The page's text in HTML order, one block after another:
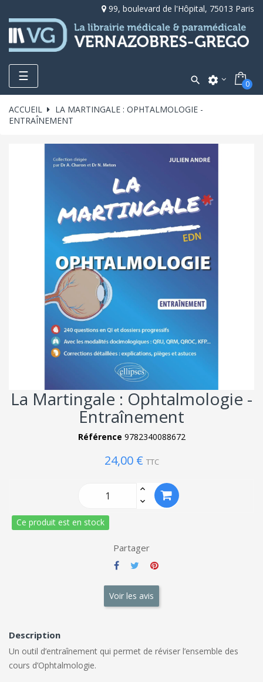
99, boulevard de l'Hôpital, 75013 Paris
Toggle
navigation
☰  settings 0
ACCUEIL
LA MARTINGALE : OPHTALMOLOGIE -
ENTRAÎNEMENT
La Martingale : Ophtalmologie -
Entraînement
Référence 9782340088672
24,00 € TTC
Ce produit est en stock
Partager
Voir les avis
Description
Un outil d’entraînement qui permet de réviser l’ensemble des
cours d’Ophtalmologie.